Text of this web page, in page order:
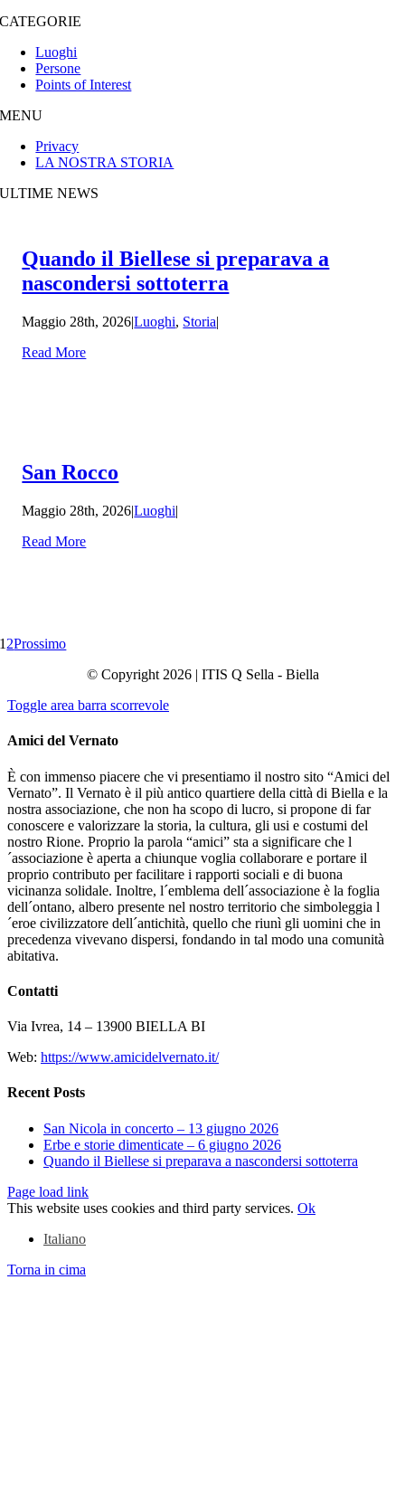
CATEGORIE
Luoghi
Persone
Points of Interest
MENU
Privacy
LA NOSTRA STORIA
ULTIME NEWS
Quando il Biellese si preparava a
nascondersi sottoterra
Maggio 28th, 2026|Luoghi, Storia|
Read More
San Rocco
Maggio 28th, 2026|Luoghi|
Read More
1 2Prossimo
© Copyright 2026 | ITIS Q Sella - Biella
Toggle area barra scorrevole
Amici del Vernato
È con immenso piacere che vi presentiamo il nostro sito “Amici del
Vernato”. Il Vernato è il più antico quartiere della città di Biella e la
nostra associazione, che non ha scopo di lucro, si propone di far
conoscere e valorizzare la storia, la cultura, gli usi e costumi del
nostro Rione. Proprio la parola “amici” sta a significare che l
´associazione è aperta a chiunque voglia collaborare e portare il
proprio contributo per facilitare i rapporti sociali e di buona
vicinanza solidale. Inoltre, l´emblema dell´associazione è la foglia
dell´ontano, albero presente nel nostro territorio che simboleggia l
´eroe civilizzatore dell´antichità, quello che riunì gli uomini che in
precedenza vivevano dispersi, fondando in tal modo una comunità
abitativa.
Contatti
Via Ivrea, 14 – 13900 BIELLA BI
Web: https://www.amicidelvernato.it/
Recent Posts
San Nicola in concerto – 13 giugno 2026
Erbe e storie dimenticate – 6 giugno 2026
Quando il Biellese si preparava a nascondersi sottoterra
Page load link
This website uses cookies and third party services. Ok
Italiano
Torna in cima